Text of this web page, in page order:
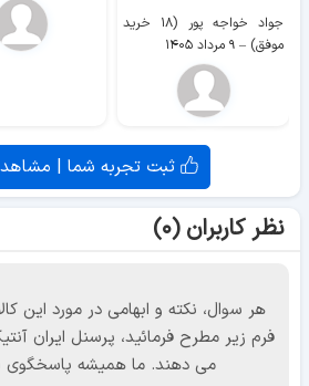
جواد خواجه پور (۱۸ خرید
موفق) – ۹ مرداد ۱۴۰۵
ثبت تجربه شما |
نظر کاربران (۰)
هر سوال، نکته و ابهامی در مورد این
فرم زیر مطرح فرمائید، پرسنل ایران
می دهند. ما همیشه پاسخگوی